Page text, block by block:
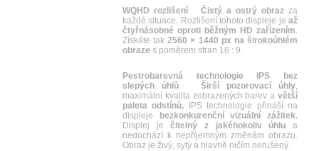
WQHD rozlišení Čistý a ostrý obraz za
každé situace. Rozlišení tohoto displeje je až
čtyřnásobné oproti běžným HD zařízením.
Získáte tak2560 × 1440 px na širokoúhlém
obraze s poměrem stran 16 : 9.
Pestrobarevná technologie IPS bez
slepých úhlů
Širší pozorovací úhly,
maximální kvalita zobrazených barev a větší
paleta odstínů. IPS technologie přináší na
displeje
bezkonkurenční vizuální zážitek.
Displej ječitelný z jakéhokoliv úhlu a
nedochází k nepříjemným změnám obrazu.
Obraz je živý, sytý a hlavně ničím nerušený.